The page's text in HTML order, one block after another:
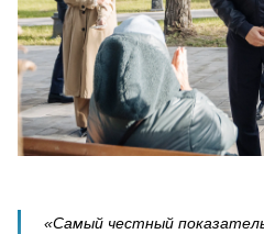
«Самый честный